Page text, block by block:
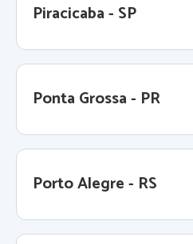
Piracicaba - SP
Ponta Grossa - PR
Porto Alegre - RS